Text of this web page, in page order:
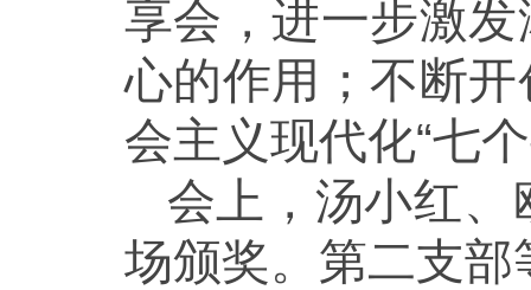
享会，进一步激
心的作用；不断
会主义现代化“七
会上，汤小红
场颁奖。第二支部